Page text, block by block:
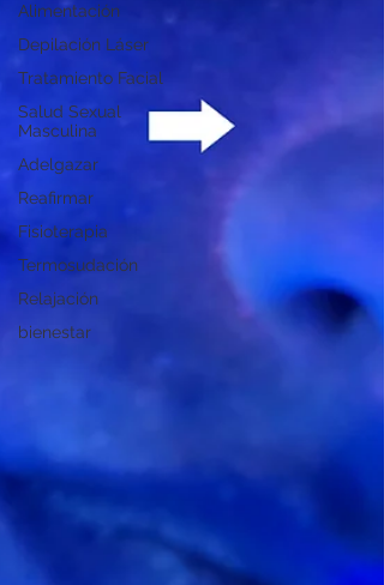
Alimentación
Depilación Láser
Tratamiento Facial
Salud Sexual
Masculina
Adelgazar
Reafirmar
Fisioterapia
Termosudación
Relajación
bienestar